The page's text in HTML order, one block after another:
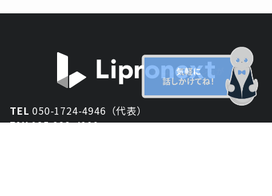
TEL050-1724-4946（代表）
FAX025-333-4900